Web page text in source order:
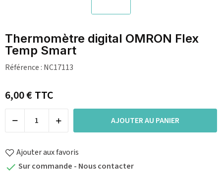
Thermomètre digital OMRON Flex
Temp Smart
Référence : NC17113
6,00 €TTC
AJOUTER AU PANIER
Ajouter aux favoris
 Sur commande - Nous contacter